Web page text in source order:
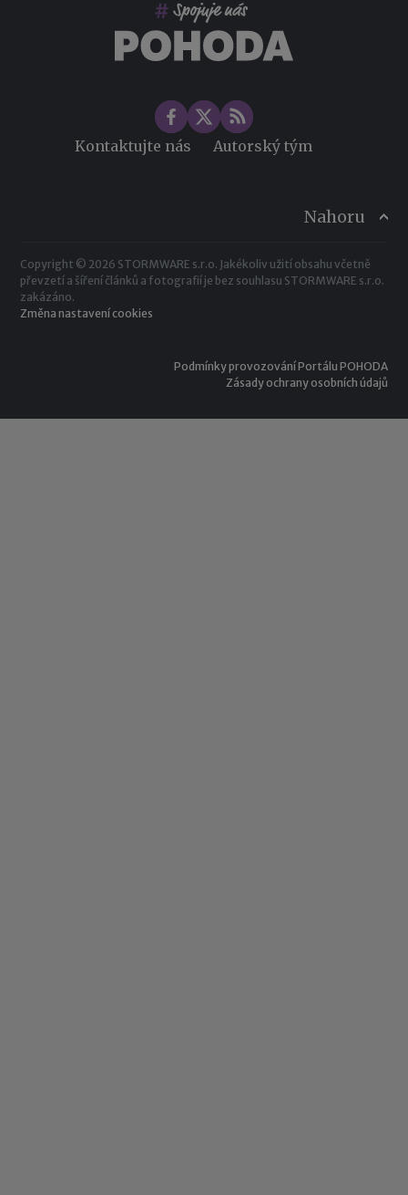
Kontaktujte nás Autorský tým
Nahoru
Copyright © 2026 STORMWARE s.r.o. Jakékoliv užití obsahu včetně
převzetí a šíření článků a fotografií je bez souhlasu STORMWARE s.r.o.
zakázáno.
Změna nastavení cookies
Podmínky provozování Portálu POHODA
Zásady ochrany osobních údajů